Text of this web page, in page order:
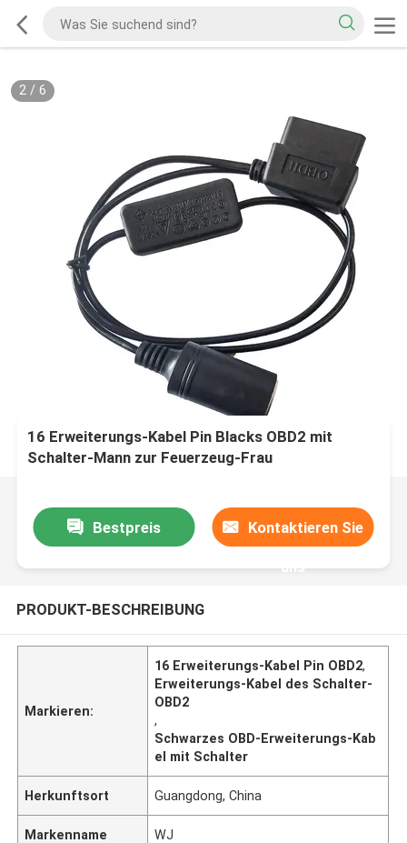
2/ 6
16 Erweiterungs-Kabel Pin Blacks OBD2 mit
Schalter-Mann zur Feuerzeug-Frau
Bestpreis Kontaktieren Sie
uns
PRODUKT-BESCHREIBUNG
Markieren:
16 Erweiterungs-Kabel Pin OBD2,
Erweiterungs-Kabel des Schalter-
OBD2
,
Schwarzes OBD-Erweiterungs-Kab
el mit Schalter
Herkunftsort Guangdong, China
Markenname WJ